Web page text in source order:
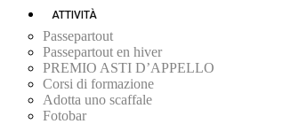
ATTIVITÀ
Passepartout
Passepartout en hiver
PREMIO ASTI D’APPELLO
Corsi di formazione
Adotta uno scaffale
Fotobar